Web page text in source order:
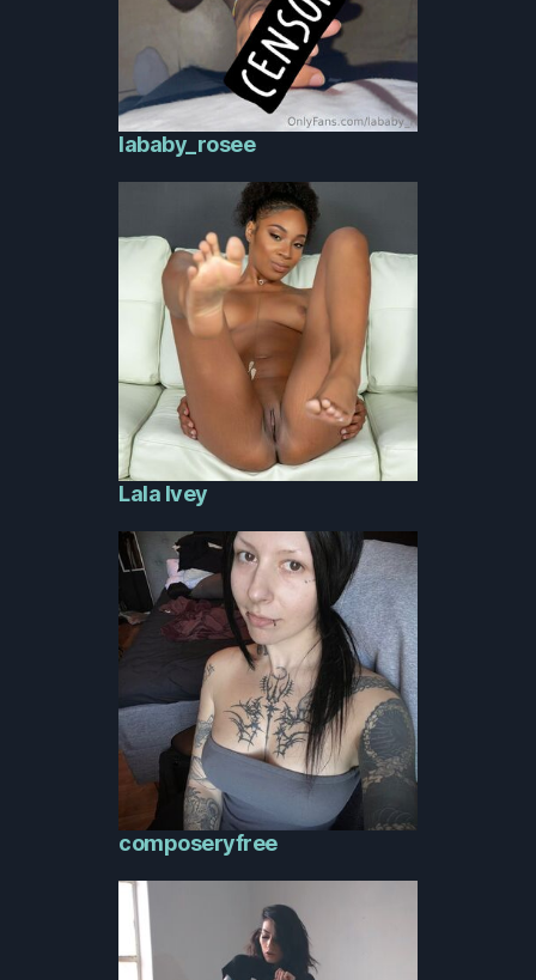
lababy_rosee
Lala Ivey
composeryfree